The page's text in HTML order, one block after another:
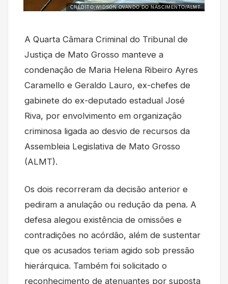
CRÉDITO:WIDSON OVANDO DO NASCIMENTO/ALMT
A Quarta Câmara Criminal do Tribunal de
Justiça de Mato Grosso manteve a
condenação de Maria Helena Ribeiro Ayres
Caramello e Geraldo Lauro, ex-chefes de
gabinete do ex-deputado estadual José
Riva, por envolvimento em organização
criminosa ligada ao desvio de recursos da
Assembleia Legislativa de Mato Grosso
(ALMT).
Os dois recorreram da decisão anterior e
pediram a anulação ou redução da pena. A
defesa alegou existência de omissões e
contradições no acórdão, além de sustentar
que os acusados teriam agido sob pressão
hierárquica. Também foi solicitado o
reconhecimento de atenuantes por suposta